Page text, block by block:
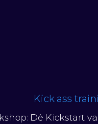
Kick ass
Dé Kickstart